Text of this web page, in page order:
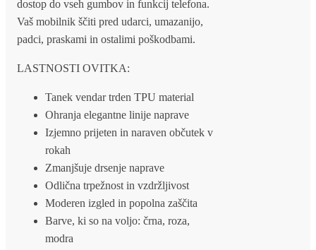
dostop do vseh gumbov in funkcij telefona.
Vaš mobilnik ščiti pred udarci, umazanijo,
padci, praskami in ostalimi poškodbami.
LASTNOSTI OVITKA:
Tanek vendar trden TPU material
Ohranja elegantne linije naprave
Izjemno prijeten in naraven občutek v
rokah
Zmanjšuje drsenje naprave
Odlična trpežnost in vzdržljivost
Moderen izgled in popolna zaščita
Barve, ki so na voljo: črna, roza,
modra